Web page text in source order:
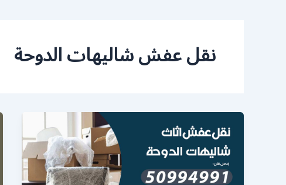
نقل عفش شاليهات الدوحة